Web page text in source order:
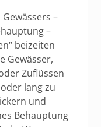
–
–
beizeiten
Gewässer,
Zuflüssen
lang zu
und
Behauptung